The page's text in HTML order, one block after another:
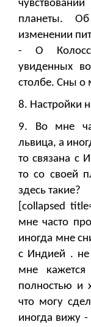
планеты.
изменении
- О
увиденных
столбе. Сны о
8. Настройки
9. Во мне
львица, а
то связана с
то со своей
здесь такие?
[collapsed
мне часто
иногда мне
с Индией . не
мне
полностью и
что могу
иногда вижу